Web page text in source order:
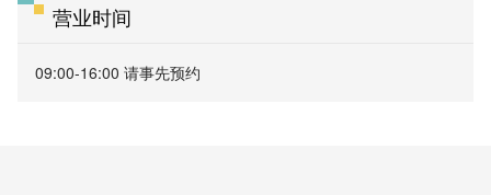
营业时间
09:00-16:00 请事先预约